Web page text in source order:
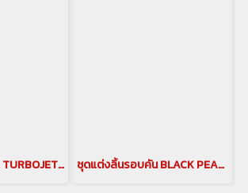
ท่อแต่ง GODZILLA TURBOJET ท่อคู่ สำหรับรถยนต์ ALPHARD 30 รุ่นปี 2015-2022 ชุดแต่งลิ้นรอบคัน BLACK PEARL Splitter สำหรับ Alphard 30 รุ่นปี 2015 - 2023 ชุดแต่งลิ้นรอบคันalphard 30 ชุดแต่งแบล็คเพิร์ล ชุดแต่งอัลพาร์ด 2015